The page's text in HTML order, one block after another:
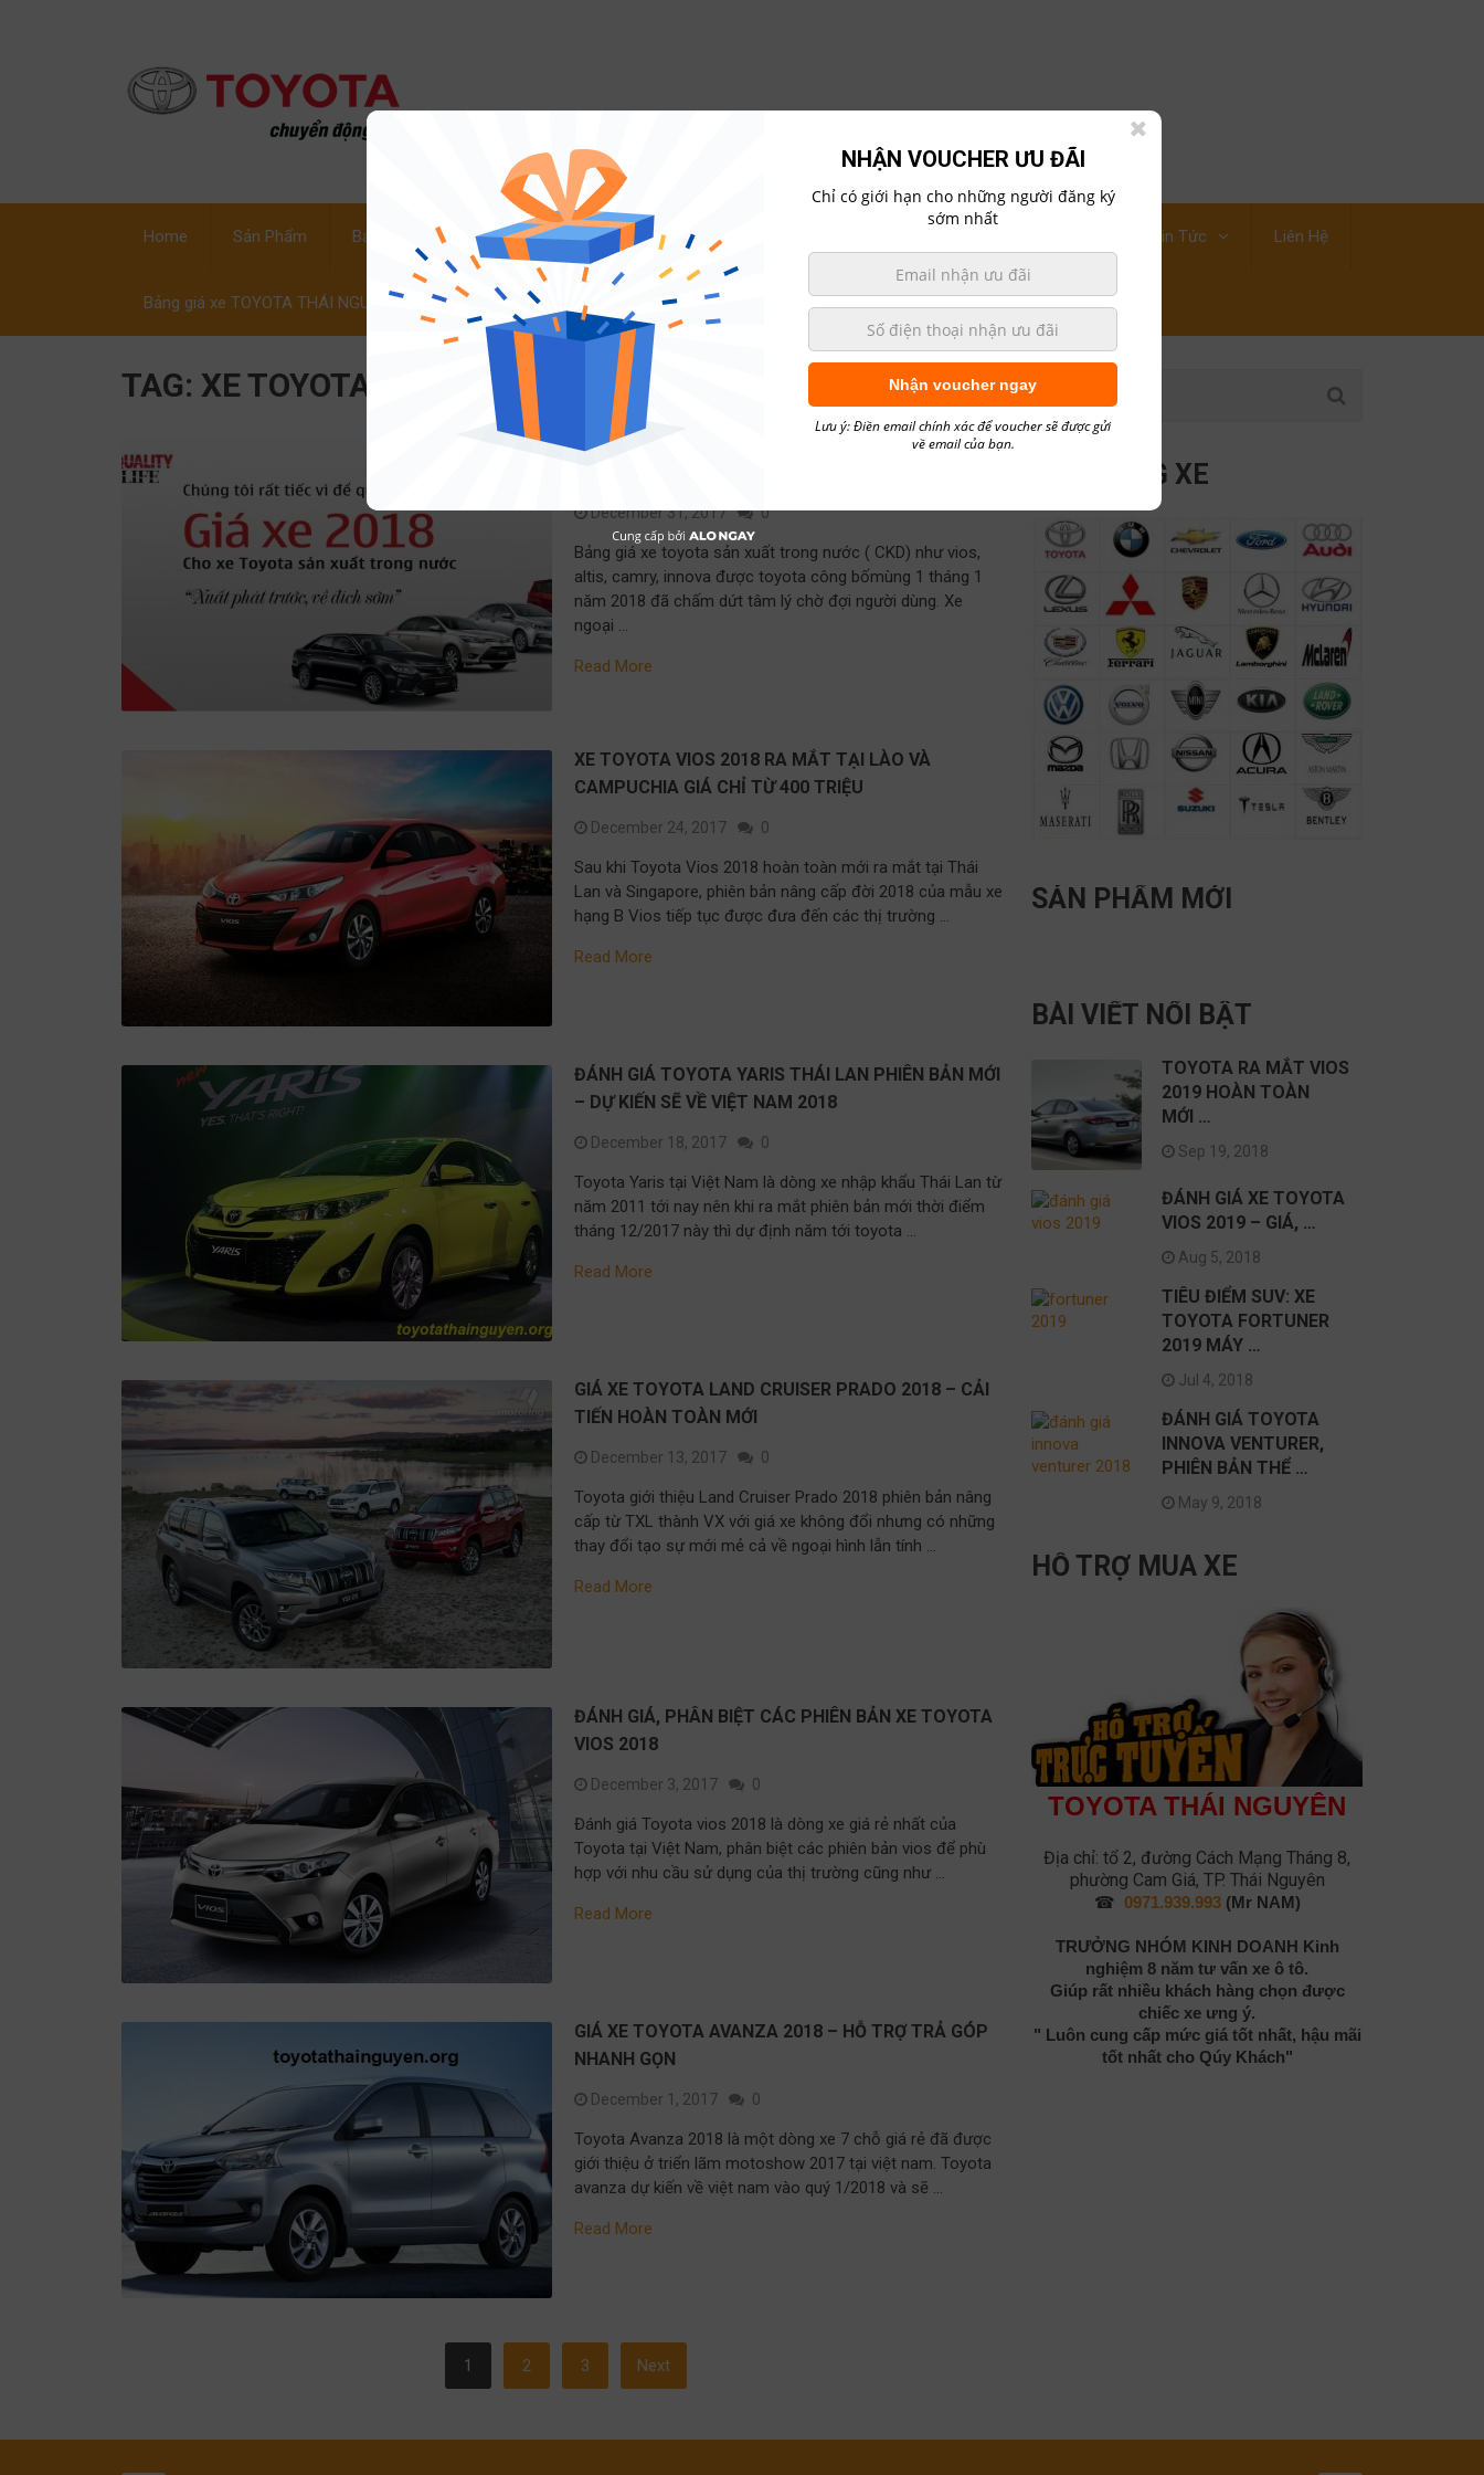
Home Sản Phẩm Bảng Giá Xe Các Dòng Xe Mua Xe Trả Góp Tin Tức Liên Hệ
Bảng giá xe TOYOTA THÁI NGUYÊN
TAG: XE TOYOTA
BẢNG GIÁ XE TOYOTA 1/1/2018 – CHẤM DỨT TÂM
December 31, 2017 0
Bảng giá xe toyota sản xuất trong nước ( CKD) như vios,
altis, camry, innova được toyota công bốmùng 1 tháng 1
năm 2018 đã chấm dứt tâm lý chờ đợi người dùng. Xe
ngoại …
Read More
XE TOYOTA VIOS 2018 RA MẮT TẠI LÀO VÀ
CAMPUCHIA GIÁ CHỈ TỪ 400 TRIỆU
December 24, 2017 0
Sau khi Toyota Vios 2018 hoàn toàn mới ra mắt tại Thái
Lan và Singapore, phiên bản nâng cấp đời 2018 của mẫu xe
hạng B Vios tiếp tục được đưa đến các thị trường …
Read More
ĐÁNH GIÁ TOYOTA YARIS THÁI LAN PHIÊN BẢN MỚI
– DỰ KIẾN SẼ VỀ VIỆT NAM 2018
December 18, 2017 0
Toyota Yaris tại Việt Nam là dòng xe nhập khẩu Thái Lan từ
năm 2011 tới nay nên khi ra mắt phiên bản mới thời điểm
tháng 12/2017 này thì dự định năm tới toyota …
Read More
GIÁ XE TOYOTA LAND CRUISER PRADO 2018 – CẢI
TIẾN HOÀN TOÀN MỚI
December 13, 2017 0
Toyota giới thiệu Land Cruiser Prado 2018 phiên bản nâng
cấp từ TXL thành VX với giá xe không đổi nhưng có những
thay đổi tạo sự mới mẻ cả về ngoại hình lẫn tính …
Read More
ĐÁNH GIÁ, PHÂN BIỆT CÁC PHIÊN BẢN XE TOYOTA
VIOS 2018
December 3, 2017 0
Đánh giá Toyota vios 2018 là dòng xe giá rẻ nhất của
Toyota tại Việt Nam, phân biệt các phiên bản vios để phù
hợp với nhu cầu sử dụng của thị trường cũng như …
Read More
GIÁ XE TOYOTA AVANZA 2018 – HỖ TRỢ TRẢ GÓP
NHANH GỌN
December 1, 2017 0
Toyota Avanza 2018 là một dòng xe 7 chỗ giá rẻ đã được
giới thiệu ở triển lãm motoshow 2017 tại việt nam. Toyota
avanza dự kiến về việt nam vào quý 1/2018 và sẽ …
Read More
1 2 3 Next
CÁC HÃNG XE
SẢN PHẨM MỚI
BÀI VIẾT NỔI BẬT
TOYOTA RA MẮT VIOS
2019 HOÀN TOÀN
MỚI …
Sep 19, 2018
ĐÁNH GIÁ XE TOYOTA
VIOS 2019 – GIÁ, …
Aug 5, 2018
TIÊU ĐIỂM SUV: XE
TOYOTA FORTUNER
2019 MÁY …
Jul 4, 2018
ĐÁNH GIÁ TOYOTA
INNOVA VENTURER,
PHIÊN BẢN THỂ …
May 9, 2018
HỖ TRỢ MUA XE
TOYOTA THÁI NGUYÊN
Địa chỉ: tổ 2, đường Cách Mạng Tháng 8,
phường Cam Giá, TP. Thái Nguyên
☎ 0971.939.993(Mr NAM)
TRƯỞNG NHÓM KINH DOANH Kinh
nghiệm 8 năm tư vấn xe ô tô.
Giúp rất nhiều khách hàng chọn được
chiếc xe ưng ý.
" Luôn cung cấp mức giá tốt nhất, hậu mãi
tốt nhất cho Qúy Khách"
NHẬN VOUCHER ƯU ĐÃI
Chỉ có giới hạn cho những người đăng ký
sớm nhất
Nhận voucher ngay
Lưu ý: Điền email chính xác để voucher sẽ được gửi
về email của bạn.